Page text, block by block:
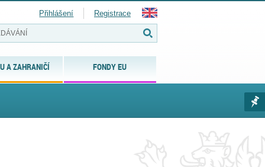
A ZAHRANIČÍ FONDY EU
Přihlášení Registrace